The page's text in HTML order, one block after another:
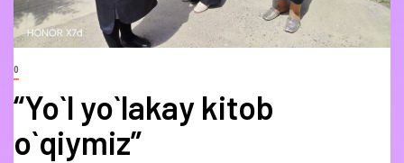
0
“Yo`l yo`lakay kitob
o`qiymiz”